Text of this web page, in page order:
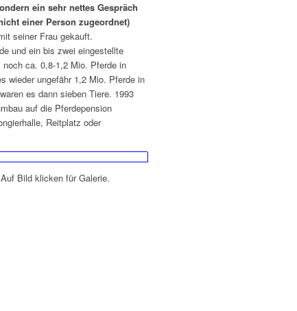
ein sehr nettes Gespräch
einer Person zugeordnet)
seiner Frau gekauft.
und ein bis zwei eingestellte
ca. 0,8-1,2 Mio. Pferde in
wieder ungefähr 1,2 Mio. Pferde in
es dann sieben Tiere. 1993
auf die Pferdepension
Reitplatz oder
Auf Bild klicken für Galerie.